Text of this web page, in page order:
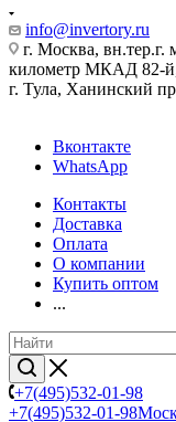
info@invertory.ru
г. Москва,
километр МКАД 82-
г. Тула, Ханинский
Вконтакте
WhatsApp
Контакты
Доставка
Оплата
О компании
Купить оптом
...
+7(495)532-01-98
+7(495)532-01-98